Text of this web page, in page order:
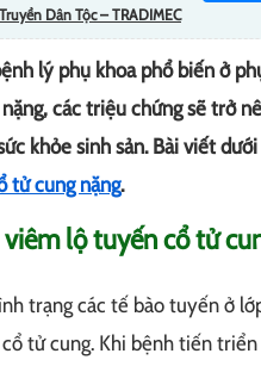
Dân Tộc – TRADIMEC
lý phụ khoa phổ biến ở
các triệu chứng sẽ trở
khỏe sinh sản. Bài viết
tử cung nặng.
lộ tuyến cổ tử
trạng các tế bào tuyến ở
tử cung. Khi bệnh tiến